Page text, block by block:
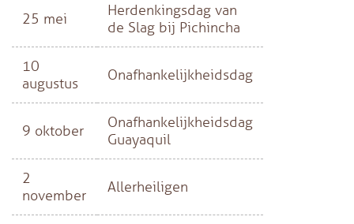
25 mei
Herdenkingsdag van
de Slag bij Pichincha
10
augustus
Onafhankelijkheidsdag
9 oktober
Onafhankelijkheidsdag
Guayaquil
2
november
Allerheiligen